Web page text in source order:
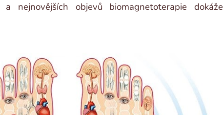
nejnovějších objevů biomagnetoterapie dokáže